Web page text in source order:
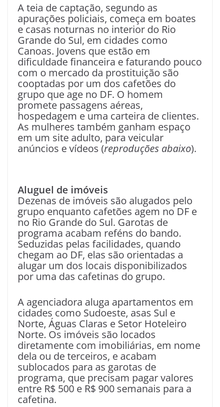
A teia de captação, segundo as
apurações policiais, começa em boates
e casas noturnas no interior do Rio
Grande do Sul, em cidades como
Canoas. Jovens que estão em
dificuldade financeira e faturando pouco
com o mercado da prostituição são
cooptadas por um dos cafetões do
grupo que age no DF. O homem
promete passagens aéreas,
hospedagem e uma carteira de clientes.
As mulheres também ganham espaço
em um site adulto, para veicular
anúncios e vídeos (reproduções abaixo).
Aluguel de imóveis
Dezenas de imóveis são alugados pelo
grupo enquanto cafetões agem no DF e
no Rio Grande do Sul. Garotas de
programa acabam reféns do bando.
Seduzidas pelas facilidades, quando
chegam ao DF, elas são orientadas a
alugar um dos locais disponibilizados
por uma das cafetinas do grupo.
A agenciadora aluga apartamentos em
cidades como Sudoeste, asas Sul e
Norte, Águas Claras e Setor Hoteleiro
Norte. Os imóveis são locados
diretamente com imobiliárias, em nome
dela ou de terceiros, e acabam
sublocados para as garotas de
programa, que precisam pagar valores
entre R$ 500 e R$ 900 semanais para a
cafetina.